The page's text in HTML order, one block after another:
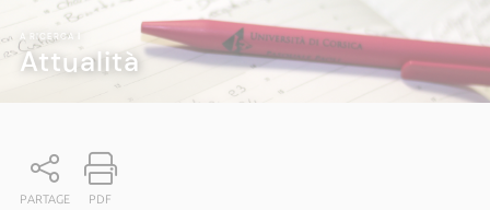
A RICERCA
Attualità
PARTAGE PDF